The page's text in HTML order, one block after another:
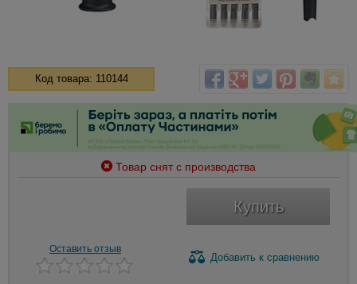
Код товара: 110144
Товар снят с производства
Купить
Оставить отзыв
Добавить к сравнению